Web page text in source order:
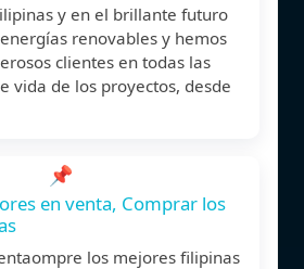
y en el brillante futuro
renovables y hemos
clientes en todas las
vida de los proyectos, desde
📌
en venta, Comprar los
los mejores filipinas